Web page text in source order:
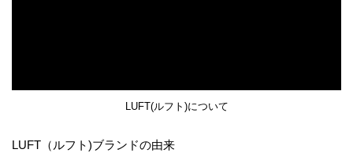
LUFT(ルフト)について
LUFT（ルフト)ブランドの由来